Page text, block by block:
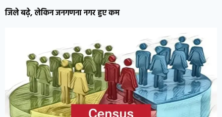
जिले बढ़े,लेकिन जनगणना नगर हुए कम